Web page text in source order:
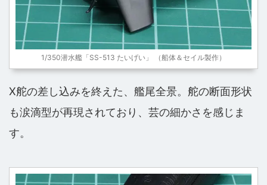
1/350潜水艦「SS-513 たいげい」 （船体＆セイル製作）
X舵の差し込みを終えた、艦尾全景。舵の断面形状
も涙滴型が再現されており、芸の細かさを感じま
す。